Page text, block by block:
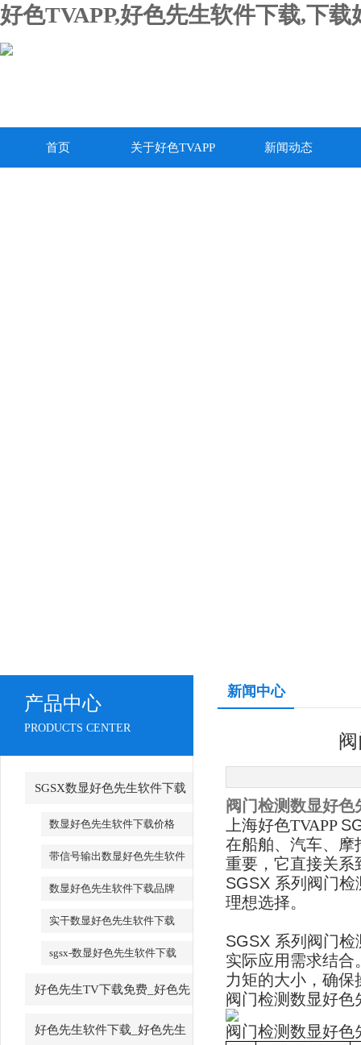
好色TVAPP,好色先生软件下载,下
首页 关于好色TVAPP 新闻动态
产品中心
PRODUCTS CENTER
SGSX数显好色先生软件下载
_SGSX数显好色先生软件下载
数显好色先生软件下载价格
带信号输出数显好色先生软件
下载
数显好色先生软件下载品牌
实干数显好色先生软件下载
sgsx-数显好色先生软件下载
好色先生TV下载免费_好色先
生TV下载免费厂家
好色先生软件下载_好色先生
新闻中心
阀门检测数显好色
上海好色TVAPP
在船舶、汽车
重要，它直接
SGSX 系列阀门检
理想选择。
SGSX 系列阀门检
实际应用需求结合
力矩的大小，确
阀门检测数显好色
阀门检测数显好色